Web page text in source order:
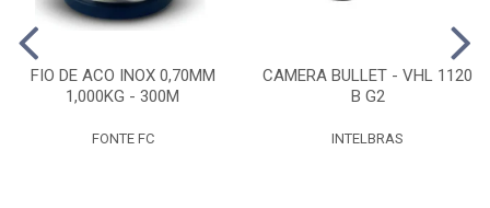
FIO DE ACO INOX 0,70MM
1,000KG - 300M
FONTE FC
CAMERA BULLET - VHL 1120
B G2
INTELBRAS